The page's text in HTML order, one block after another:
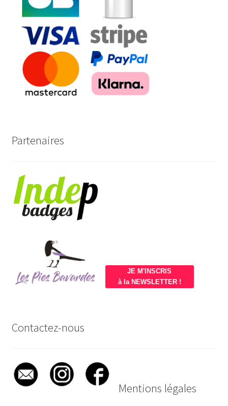
Partenaires
JE M'INSCRIS
à la NEWSLETTER !
Contactez-nous
Mentions légales